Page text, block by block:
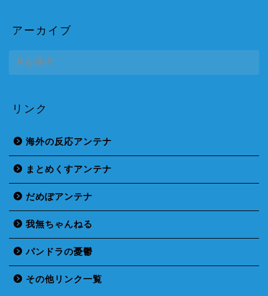
アーカイブ
ー
ブリンク
海外の反応アンテナ
まとめくすアンテナ
だめぽアンテナ
我無ちゃんねる
パンドラの憂鬱
その他リンク一覧